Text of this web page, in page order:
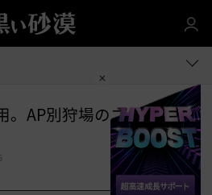
。AP別狩場のゴミ泥時